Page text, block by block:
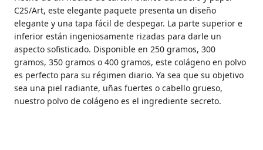
C2S/Art, este elegante paquete presenta un diseño
elegante y una tapa fácil de despegar. La parte superior e
inferior están ingeniosamente rizadas para darle un
aspecto sofisticado. Disponible en 250 gramos, 300
gramos, 350 gramos o 400 gramos, este colágeno en polvo
es perfecto para su régimen diario. Ya sea que su objetivo
sea una piel radiante, uñas fuertes o cabello grueso,
nuestro polvo de colágeno es el ingrediente secreto.